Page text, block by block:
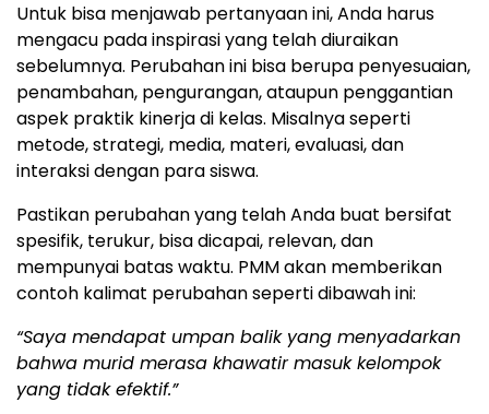
Untuk bisa menjawab pertanyaan ini, Anda harus
mengacu pada inspirasi yang telah diuraikan
sebelumnya. Perubahan ini bisa berupa penyesuaian,
penambahan, pengurangan, ataupun penggantian
aspek praktik kinerja di kelas. Misalnya seperti
metode, strategi, media, materi, evaluasi, dan
interaksi dengan para siswa.
Pastikan perubahan yang telah Anda buat bersifat
spesifik, terukur, bisa dicapai, relevan, dan
mempunyai batas waktu. PMM akan memberikan
contoh kalimat perubahan seperti dibawah ini:
“Saya mendapat umpan balik yang menyadarkan
bahwa murid merasa khawatir masuk kelompok
yang tidak efektif.”